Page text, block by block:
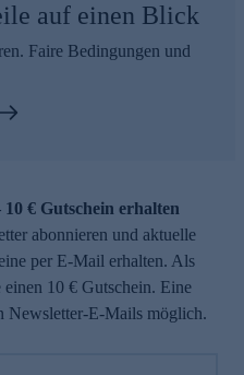
auf einen Blick
Faire Bedingungen und
€ Gutschein erhalten
abonnieren und aktuelle
per E-Mail erhalten. Als
10 € Gutschein. Eine
Newsletter-E-Mails möglich.